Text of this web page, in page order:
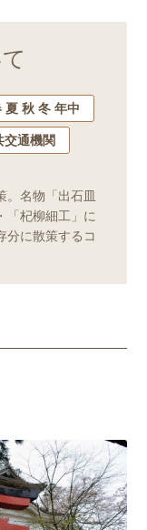
夏 秋 冬 年中
交通機関
。名物「出石皿
「杞柳細工」に
分に散策するコ